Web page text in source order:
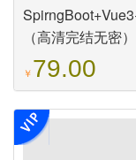
（高清完结无密）
￥79.00